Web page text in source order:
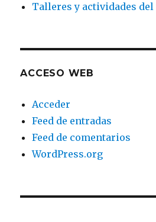
Talleres y actividades
ACCESO WEB
Acceder
Feed de entradas
Feed de comentarios
WordPress.org